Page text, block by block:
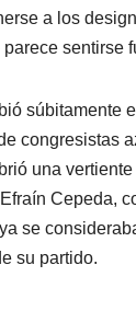
a los
sentirse
súbitamente
congresistas
una
Cepeda,
se
su partido.